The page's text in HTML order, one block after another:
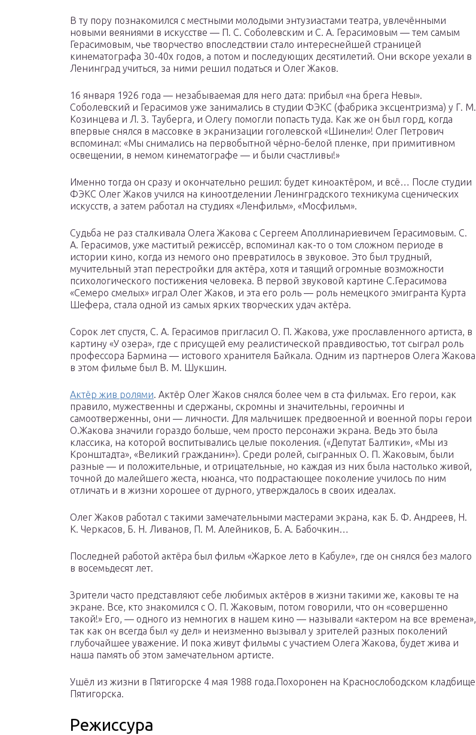
В ту пору познакомился с местными молодыми энтузиастами театра, увлечёнными
новыми веяниями в искусстве — П. С. Соболевским и С. А. Герасимовым — тем самым
Герасимовым, чье творчество впоследствии стало интереснейшей страницей
кинематографа 30-40х годов, а потом и последующих десятилетий. Они вскоре уехали в
Ленинград учиться, за ними решил податься и Олег Жаков.
16 января 1926 года — незабываемая для него дата: прибыл «на брега Невы».
Соболевский и Герасимов уже занимались в студии ФЭКС (фабрика эксцентризма) у Г. М.
Козинцева и Л. З. Тауберга, и Олегу помогли попасть туда. Как же он был горд, когда
впервые снялся в массовке в экранизации гоголевской «Шинели»! Олег Петрович
вспоминал: «Мы снимались на первобытной чёрно-белой пленке, при примитивном
освещении, в немом кинематографе — и были счастливы!»
Именно тогда он сразу и окончательно решил: будет киноактёром, и всё… После студии
ФЭКС Олег Жаков учился на киноотделении Ленинградского техникума сценических
искусств, а затем работал на студиях «Ленфильм», «Мосфильм».
Судьба не раз сталкивала Олега Жакова с Сергеем Аполлинариевичем Герасимовым. С.
А. Герасимов, уже маститый режиссёр, вспоминал как-то о том сложном периоде в
истории кино, когда из немого оно превратилось в звуковое. Это был трудный,
мучительный этап перестройки для актёра, хотя и таящий огромные возможности
психологического постижения человека. В первой звуковой картине С.Герасимова
«Семеро смелых» играл Олег Жаков, и эта его роль — роль немецкого эмигранта Курта
Шефера, стала одной из самых ярких творческих удач актёра.
Сорок лет спустя, С. А. Герасимов пригласил О. П. Жакова, уже прославленного артиста, в
картину «У озера», где с присущей ему реалистической правдивостью, тот сыграл роль
профессора Бармина — истового хранителя Байкала. Одним из партнеров Олега Жакова
в этом фильме был В. М. Шукшин.
Актёр жив ролями. Актёр Олег Жаков снялся более чем в ста фильмах. Его герои, как
правило, мужественны и сдержаны, скромны и значительны, героичны и
самоотверженны, они — личности. Для мальчишек предвоенной и военной поры герои
О.Жакова значили гораздо больше, чем просто персонажи экрана. Ведь это была
классика, на которой воспитывались целые поколения. («Депутат Балтики», «Мы из
Кронштадта», «Великий гражданин»). Среди ролей, сыгранных О. П. Жаковым, были
разные — и положительные, и отрицательные, но каждая из них была настолько живой,
точной до малейшего жеста, нюанса, что подрастающее поколение училось по ним
отличать и в жизни хорошее от дурного, утверждалось в своих идеалах.
Олег Жаков работал с такими замечательными мастерами экрана, как Б. Ф. Андреев, Н.
К. Черкасов, Б. Н. Ливанов, П. М. Алейников, Б. А. Бабочкин…
Последней работой актёра был фильм «Жаркое лето в Кабуле», где он снялся без малого
в восемьдесят лет.
Зрители часто представляют себе любимых актёров в жизни такими же, каковы те на
экране. Все, кто знакомился с О. П. Жаковым, потом говорили, что он «совершенно
такой!» Его, — одного из немногих в нашем кино — называли «актером на все времена»,
так как он всегда был «у дел» и неизменно вызывал у зрителей разных поколений
глубочайшее уважение. И пока живут фильмы с участием Олега Жакова, будет жива и
наша память об этом замечательном артисте.
Ушёл из жизни в Пятигорске 4 мая 1988 года.Похоронен на Краснослободском кладбище
Пятигорска.
Режиссура